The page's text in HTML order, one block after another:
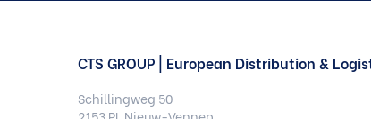
CTS GROUP | European Distribution &
Schillingweg 50